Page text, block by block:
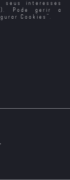
seus interesses
Pode gerir a
Cookies ".